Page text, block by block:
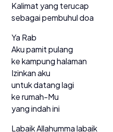
Kalimat yang terucap
sebagai pembuhul doa
Ya Rab
Aku pamit pulang
ke kampung halaman
Izinkan aku
untuk datang lagi
ke rumah-Mu
yang indah ini
Labaik Allahumma labaik